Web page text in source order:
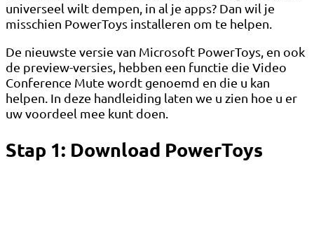
universeel wilt dempen, in al je apps? Dan wil je
misschien PowerToys installeren om te helpen.
De nieuwste versie van Microsoft PowerToys, en ook
de preview-versies, hebben een functie die Video
Conference Mute wordt genoemd en die u kan
helpen. In deze handleiding laten we u zien hoe u er
uw voordeel mee kunt doen.
Stap 1: Download PowerToys